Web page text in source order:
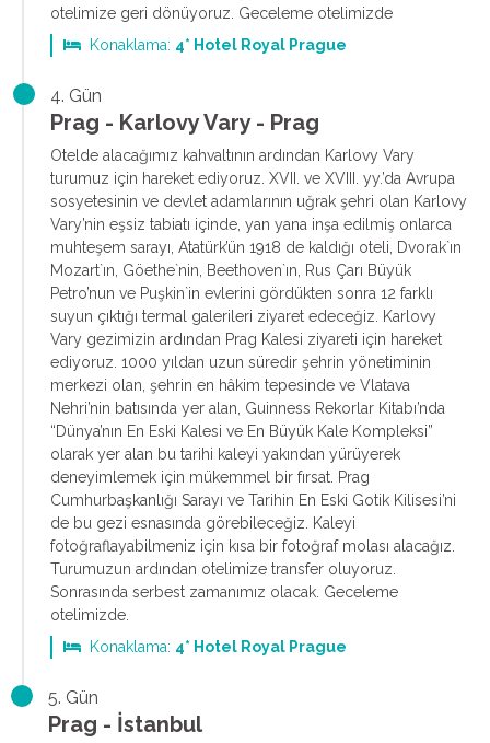
otelimize geri dönüyoruz. Geceleme otelimizde
Konaklama: 4* Hotel Royal Prague
4. Gün
Prag - Karlovy Vary - Prag
Otelde alacağımız kahvaltının ardından Karlovy Vary
turumuz için hareket ediyoruz. XVII. ve XVIII. yy.’da Avrupa
sosyetesinin ve devlet adamlarının uğrak şehri olan Karlovy
Vary’nin eşsiz tabiatı içinde, yan yana inşa edilmiş onlarca
muhteşem sarayı, Atatürk’ün 1918 de kaldığı oteli, Dvorak`ın
Mozart`ın, Göethe`nin, Beethoven`ın, Rus Çarı Büyük
Petro’nun ve Puşkin`in evlerini gördükten sonra 12 farklı
suyun çıktığı termal galerileri ziyaret edeceğiz. Karlovy
Vary gezimizin ardından Prag Kalesi ziyareti için hareket
ediyoruz. 1000 yıldan uzun süredir şehrin yönetiminin
merkezi olan, şehrin en hâkim tepesinde ve Vlatava
Nehri’nin batısında yer alan, Guinness Rekorlar Kitabı’nda
“Dünya’nın En Eski Kalesi ve En Büyük Kale Kompleksi”
olarak yer alan bu tarihi kaleyi yakından yürüyerek
deneyimlemek için mükemmel bir fırsat. Prag
Cumhurbaşkanlığı Sarayı ve Tarihin En Eski Gotik Kilisesi’ni
de bu gezi esnasında görebileceğiz. Kaleyi
fotoğraflayabilmeniz için kısa bir fotoğraf molası alacağız.
Turumuzun ardından otelimize transfer oluyoruz.
Sonrasında serbest zamanımız olacak. Geceleme
otelimizde.
Konaklama: 4* Hotel Royal Prague
5. Gün
Prag - İstanbul